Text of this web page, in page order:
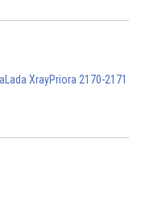
Lada XrayPriora 2170-2171